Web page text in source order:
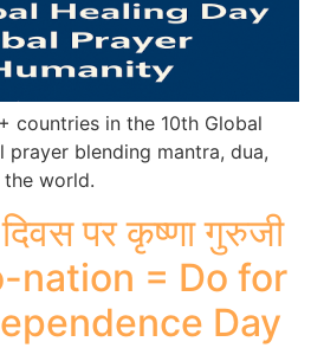
countries in the 10th Global
blending mantra, dua,
world.
पर कृष्णा गुरुजी
nation = Do for
Day